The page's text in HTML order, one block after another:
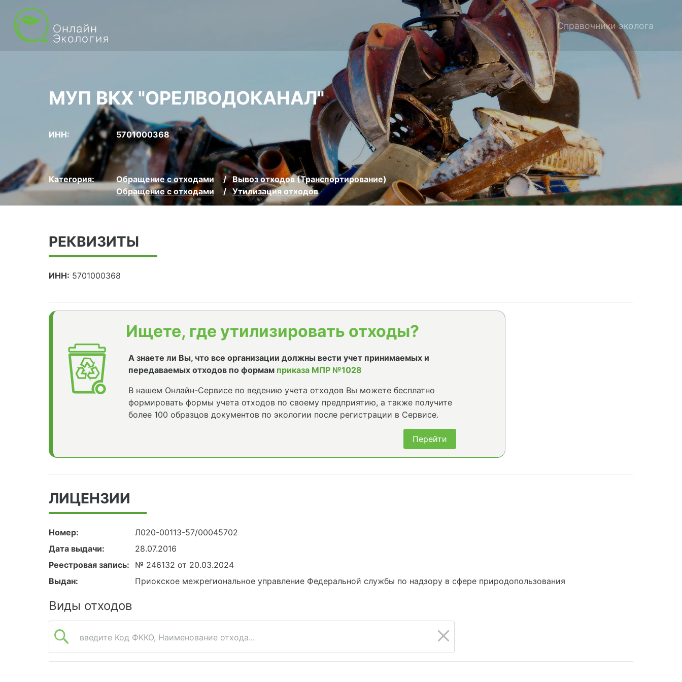
Справочники эколога
МУП ВКХ "ОРЕЛВОДОКАНАЛ"
ИНН: 5701000368
Категория: Обращение с отходами
Вывоз отходов (Транспортирование)
Обращение с отходами
Утилизация отходов
РЕКВИЗИТЫ
ИНН: 5701000368
Ищете, где утилизировать отходы?
А знаете ли Вы, что все организации должны вести учет принимаемых и
передаваемых отходов по формам приказа МПР №1028
В нашем Онлайн-Сервисе по ведению учета отходов Вы можете бесплатно
формировать формы учета отходов по своему предприятию, а также получите
более 100 образцов документов по экологии после регистрации в Сервисе.
Перейти
ЛИЦЕНЗИИ
Номер:
Л020-00113-57/00045702
Дата выдачи:
28.07.2016
Реестровая запись:
№ 246132 от 20.03.2024
Выдан:
Приокское межрегиональное управление Федеральной службы по надзору в сфере природопользования
Виды отходов
введите Код ФККО, Наименование отхода...